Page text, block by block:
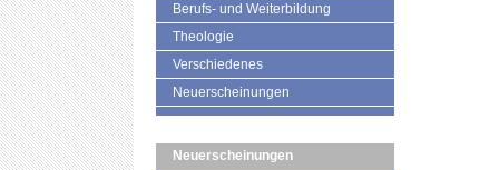
Berufs- und Weiterbildung
Theologie
Verschiedenes
Neuerscheinungen
Neuerscheinungen